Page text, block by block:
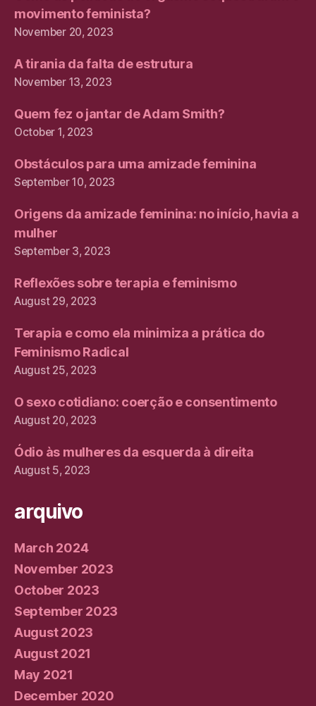
movimento feminista?
November 20, 2023
A tirania da falta de estrutura
November 13, 2023
Quem fez o jantar de Adam Smith?
October 1, 2023
Obstáculos para uma amizade feminina
September 10, 2023
Origens da amizade feminina: no início, havia a
mulher
September 3, 2023
Reflexões sobre terapia e feminismo
August 29, 2023
Terapia e como ela minimiza a prática do
Feminismo Radical
August 25, 2023
O sexo cotidiano: coerção e consentimento
August 20, 2023
Ódio às mulheres da esquerda à direita
August 5, 2023
arquivo
March 2024
November 2023
October 2023
September 2023
August 2023
August 2021
May 2021
December 2020